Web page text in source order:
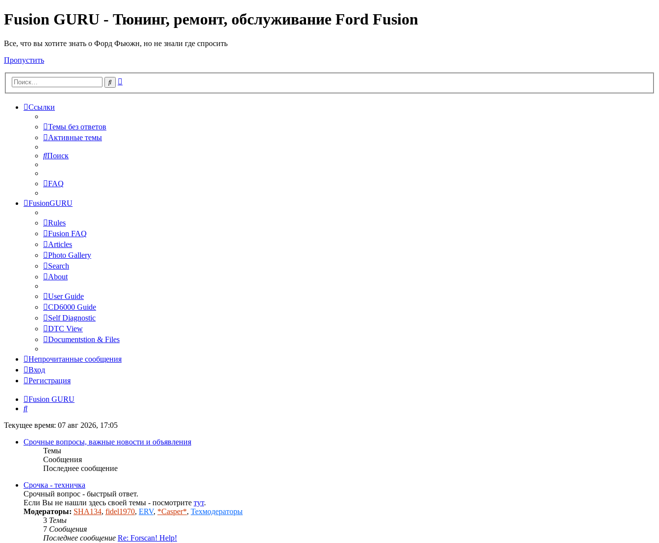
Fusion GURU - Тюнинг, ремонт, обслуживание Ford Fusion
Все, что вы хотите знать о Форд Фьюжн, но не знали где спросить
Пропустить
Поиск
Ссылки
Темы без ответов
Активные темы
Поиск
FAQ
FusionGURU
Rules
Fusion FAQ
Articles
Photo Gallery
Search
About
User Guide
CD6000 Guide
Self Diagnostic
DTC View
Documentstion & Files
Непрочитанные сообщения
Вход
Регистрация
Fusion GURU
Поиск
Текущее время: 07 авг 2026, 17:05
Срочные вопросы, важные новости и объявления
Темы
Сообщения
Последнее сообщение
Срочка - техничка
Срочный вопрос - быстрый ответ.
Если Вы не нашли здесь своей темы - посмотрите тут.
Модераторы: SHA134, fidel1970, ERV, *Casper*, Техмодераторы
3 Темы
7 Сообщения
Последнее сообщение Re: Forscan! Help!